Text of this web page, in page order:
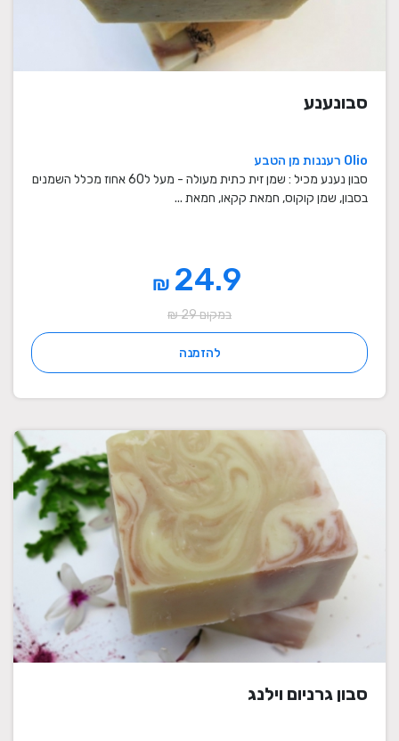
סבונענע
Olio רעננות מן הטבע
סבון נענע מכיל : שמן זית כתית מעולה - מעל ל60 אחוז מכלל השמנים
בסבון, שמן קוקוס, חמאת קקאו, חמאת ...
24.9
₪
במקום 29 ₪
להזמנה
סבון גרניום וילנג